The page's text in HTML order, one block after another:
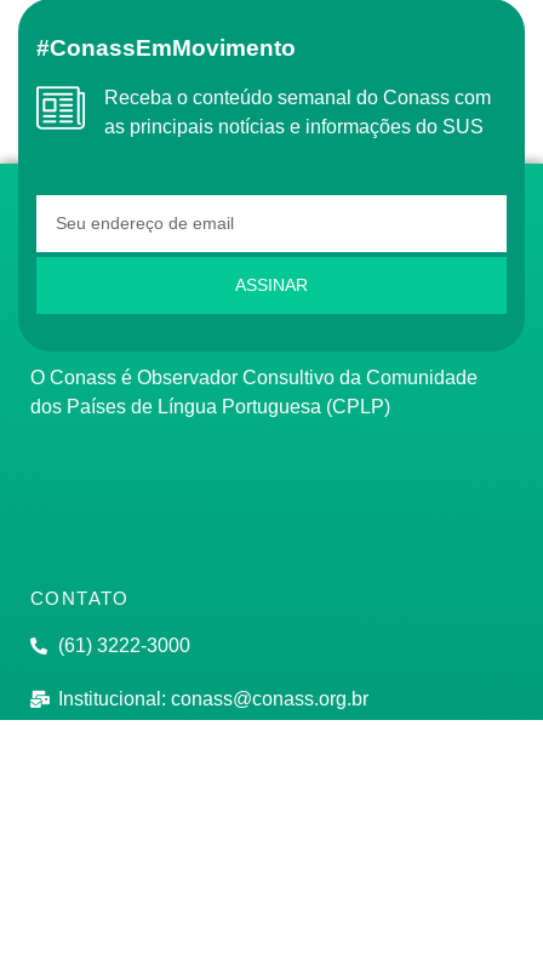
#ConassEmMovimento
Receba o conteúdo semanal do Conass com
as principais notícias e informações do SUS
ASSINAR
O Conass é Observador Consultivo da Comunidade
dos Países de Língua Portuguesa (CPLP)
CONTATO
(61) 3222-3000
Institucional: conass@conass.org.br